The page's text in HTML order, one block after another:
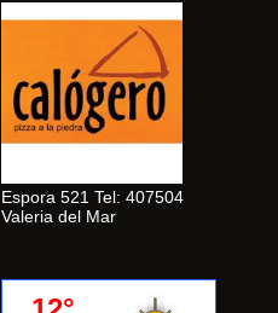
Espora 521 Tel: 407504
Valeria del Mar